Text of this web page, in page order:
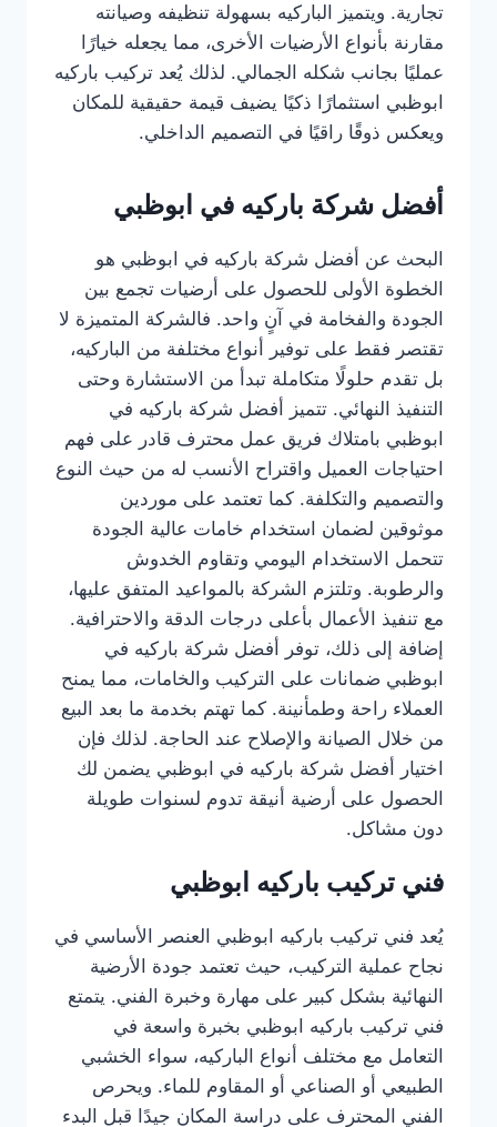
تجارية. ويتميز الباركيه بسهولة تنظيفه وصيانته
مقارنة بأنواع الأرضيات الأخرى، مما يجعله خيارًا
عمليًا بجانب شكله الجمالي. لذلك يُعد تركيب باركيه
ابوظبي استثمارًا ذكيًا يضيف قيمة حقيقية للمكان
ويعكس ذوقًا راقيًا في التصميم الداخلي.
أفضل شركة باركيه في ابوظبي
البحث عن أفضل شركة باركيه في ابوظبي هو
الخطوة الأولى للحصول على أرضيات تجمع بين
الجودة والفخامة في آنٍ واحد. فالشركة المتميزة لا
تقتصر فقط على توفير أنواع مختلفة من الباركيه،
بل تقدم حلولًا متكاملة تبدأ من الاستشارة وحتى
التنفيذ النهائي. تتميز أفضل شركة باركيه في
ابوظبي بامتلاك فريق عمل محترف قادر على فهم
احتياجات العميل واقتراح الأنسب له من حيث النوع
والتصميم والتكلفة. كما تعتمد على موردين
موثوقين لضمان استخدام خامات عالية الجودة
تتحمل الاستخدام اليومي وتقاوم الخدوش
والرطوبة. وتلتزم الشركة بالمواعيد المتفق عليها،
مع تنفيذ الأعمال بأعلى درجات الدقة والاحترافية.
إضافة إلى ذلك، توفر أفضل شركة باركيه في
ابوظبي ضمانات على التركيب والخامات، مما يمنح
العملاء راحة وطمأنينة. كما تهتم بخدمة ما بعد البيع
من خلال الصيانة والإصلاح عند الحاجة. لذلك فإن
اختيار أفضل شركة باركيه في ابوظبي يضمن لك
الحصول على أرضية أنيقة تدوم لسنوات طويلة
دون مشاكل.
فني تركيب باركيه ابوظبي
يُعد فني تركيب باركيه ابوظبي العنصر الأساسي في
نجاح عملية التركيب، حيث تعتمد جودة الأرضية
النهائية بشكل كبير على مهارة وخبرة الفني. يتمتع
فني تركيب باركيه ابوظبي بخبرة واسعة في
التعامل مع مختلف أنواع الباركيه، سواء الخشبي
الطبيعي أو الصناعي أو المقاوم للماء. ويحرص
الفني المحترف على دراسة المكان جيدًا قبل البدء